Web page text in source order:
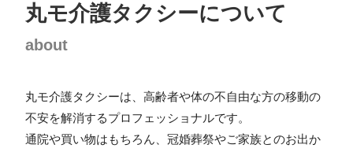
丸モ介護タクシーについて
about
丸モ介護タクシーは、高齢者や体の不自由な方の移動の
不安を解消するプロフェッショナルです。
通院や買い物はもちろん、冠婚葬祭やご家族とのお出か